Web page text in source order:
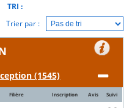
TRI :
Trier par :
(1545)
Filière Inscription Avis Suivi